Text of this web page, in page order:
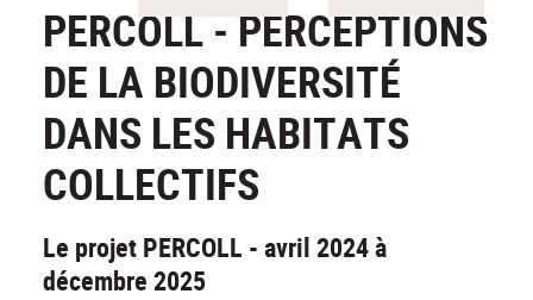
PERCOLL - PERCEPTIONS
DE LA BIODIVERSITÉ
DANS LES HABITATS
COLLECTIFS
Le projet PERCOLL - avril 2024 à
décembre 2025